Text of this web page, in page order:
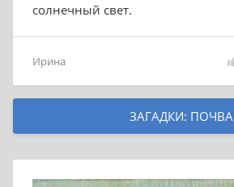
солнечный свет.
Ирина
ЗАГАДКИ: ПОЧВА